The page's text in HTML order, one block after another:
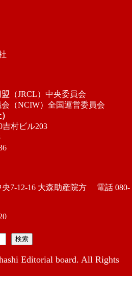
（JRCL）中央委員会
（NCIW）全国運営委員会
吉村ビル203
央7-12-16 大森助産院方 電話 080-
検索
Editorial board. All Rights